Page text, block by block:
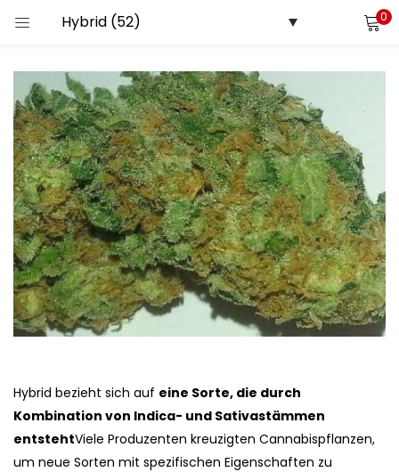
0
Hybrid bezieht sich auf eine Sorte, die durch
Kombination von Indica- und Sativastämmen
entstehtViele Produzenten kreuzigten Cannabispflanzen,
um neue Sorten mit spezifischen Eigenschaften zu
LOGIN REGISTER
Geben Sie Ihren Benutzernamen und Ihr Passwort ein, um
sich anzumelden.
Alternative:
Erinnere dich an mich
Login
Passwort verloren?